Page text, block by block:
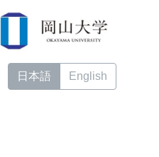
日本語 English